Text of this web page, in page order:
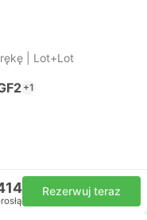
rękę | Lot+Lot
+1
Rezerwuj teraz